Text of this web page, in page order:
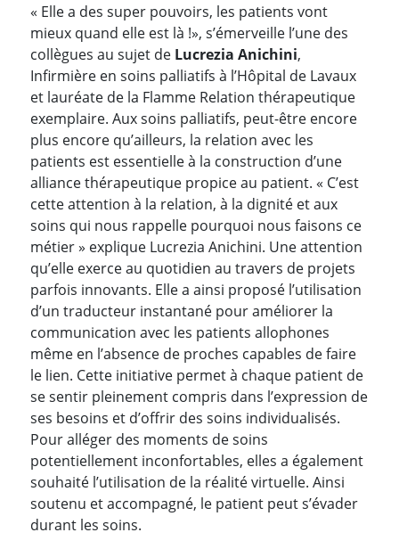
« Elle a des super pouvoirs, les patients vont
mieux quand elle est là !», s’émerveille l’une des
collègues au sujet de Lucrezia Anichini,
Infirmière en soins palliatifs à l’Hôpital de Lavaux
et lauréate de la Flamme Relation thérapeutique
exemplaire. Aux soins palliatifs, peut-être encore
plus encore qu’ailleurs, la relation avec les
patients est essentielle à la construction d’une
alliance thérapeutique propice au patient. « C’est
cette attention à la relation, à la dignité et aux
soins qui nous rappelle pourquoi nous faisons ce
métier » explique Lucrezia Anichini. Une attention
qu’elle exerce au quotidien au travers de projets
parfois innovants. Elle a ainsi proposé l’utilisation
d’un traducteur instantané pour améliorer la
communication avec les patients allophones
même en l’absence de proches capables de faire
le lien. Cette initiative permet à chaque patient de
se sentir pleinement compris dans l’expression de
ses besoins et d’offrir des soins individualisés.
Pour alléger des moments de soins
potentiellement inconfortables, elles a également
souhaité l’utilisation de la réalité virtuelle. Ainsi
soutenu et accompagné, le patient peut s’évader
durant les soins.